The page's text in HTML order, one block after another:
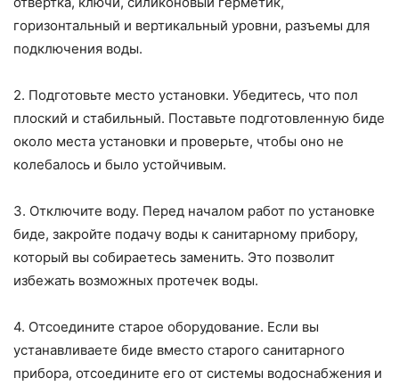
горизонтальный и вертикальный уровни, разъемы для
подключения воды.
2. Подготовьте место установки. Убедитесь, что пол
плоский и стабильный. Поставьте подготовленную биде
около места установки и проверьте, чтобы оно не
колебалось и было устойчивым.
3. Отключите воду. Перед началом работ по установке
биде, закройте подачу воды к санитарному прибору,
который вы собираетесь заменить. Это позволит
избежать возможных протечек воды.
4. Отсоедините старое оборудование. Если вы
устанавливаете биде вместо старого санитарного
прибора, отсоедините его от системы водоснабжения и